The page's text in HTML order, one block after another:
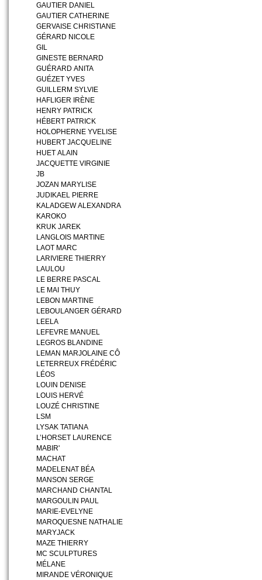
GAUTIER DANIEL
GAUTIER CATHERINE
GERVAISE CHRISTIANE
GÉRARD NICOLE
GIL
GINESTE BERNARD
GUÉRARD ANITA
GUÉZET YVES
GUILLERM SYLVIE
HAFLIGER IRÈNE
HENRY PATRICK
HÉBERT PATRICK
HOLOPHERNE YVELISE
HUBERT JACQUELINE
HUET ALAIN
JACQUETTE VIRGINIE
JB
JOZAN MARYLISE
JUDIKAEL PIERRE
KALADGEW ALEXANDRA
KAROKO
KRUK JAREK
LANGLOIS MARTINE
LAOT MARC
LARIVIERE THIERRY
LAULOU
LE BERRE PASCAL
LE MAI THUY
LEBON MARTINE
LEBOULANGER GÉRARD
LEELA
LEFEVRE MANUEL
LEGROS BLANDINE
LEMAN MARJOLAINE CÔ
LETERREUX FRÉDÉRIC
LÉOS
LOUIN DENISE
LOUIS HERVÉ
LOUZÉ CHRISTINE
LSM
LYSAK TATIANA
L’HORSET LAURENCE
MABIR'
MACHAT
MADELENAT BÉA
MANSON SERGE
MARCHAND CHANTAL
MARGOULIN PAUL
MARIE-EVELYNE
MAROQUESNE NATHALIE
MARYJACK
MAZE THIERRY
MC SCULPTURES
MÉLANE
MIRANDE VÉRONIQUE